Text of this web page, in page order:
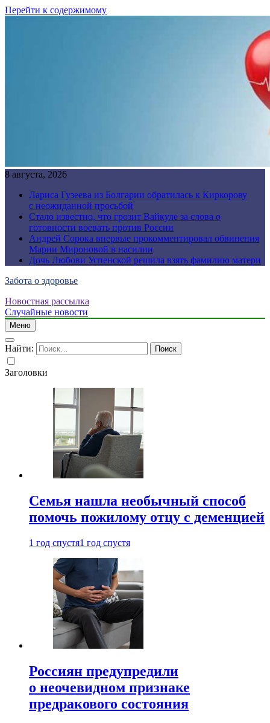
Перейти к содержимому
8 августа, 2026
Лариса Гузеева из Болгарии обратилась к Киркорову
с неожиданной просьбой
Стало известно, что грозит Вайкуле за слова о
готовности воевать против России
Андрей Сорока впервые прокомментировал обвинения
Марии Мироновой в насилии
Дочь Любови Успенской решила взять фамилию матери
Забота о здоровье
Новостная рассылка
Случайные новости
Меню
Найти:
Заголовки
Семья нашла необычный способ
помочь пожилому отцу с деменцией
1 год спустя1 год спустя
Россиян предупредили
о неочевидном признаке
предракового состояния